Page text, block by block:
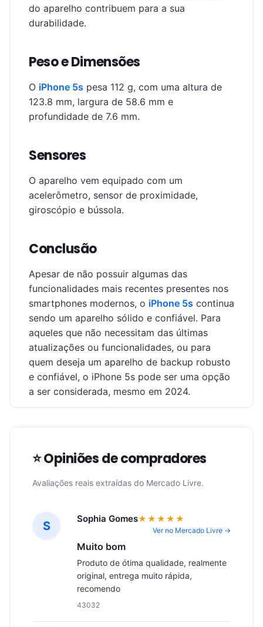
do aparelho contribuem para a sua
durabilidade.
Peso e Dimensões
O iPhone 5s pesa 112 g, com uma altura de
123.8 mm, largura de 58.6 mm e
profundidade de 7.6 mm.
Sensores
O aparelho vem equipado com um
acelerômetro, sensor de proximidade,
giroscópio e bússola.
Conclusão
Apesar de não possuir algumas das
funcionalidades mais recentes presentes nos
smartphones modernos, o iPhone 5s continua
sendo um aparelho sólido e confiável. Para
aqueles que não necessitam das últimas
atualizações ou funcionalidades, ou para
quem deseja um aparelho de backup robusto
e confiável, o iPhone 5s pode ser uma opção
a ser considerada, mesmo em 2024.
⭐ Opiniões de compradores
Avaliações reais extraídas do Mercado Livre.
S Sophia Gomes★★★★★
Ver no Mercado Livre →
Muito bom
Produto de ótima qualidade, realmente
original, entrega muito rápida,
recomendo
43032